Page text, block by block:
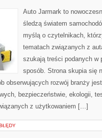
Auto Jarmark to
śledzą światem
myślą o czytelnikach,
tematach związanych z
szukają treści podanych w
sposób. Strona skupia się
obserwujących rozwój branży
bezpieczeństwie, ekologii,
z użytkowaniem […]